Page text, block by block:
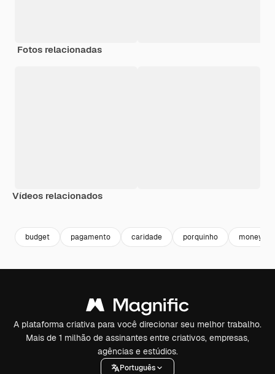
Fotos relacionadas
Vídeos relacionados
budget pagamento caridade porquinho money
A plataforma criativa para você direcionar seu melhor trabalho.
Mais de 1 milhão de assinantes entre criativos, empresas,
agências e estúdios.
Português